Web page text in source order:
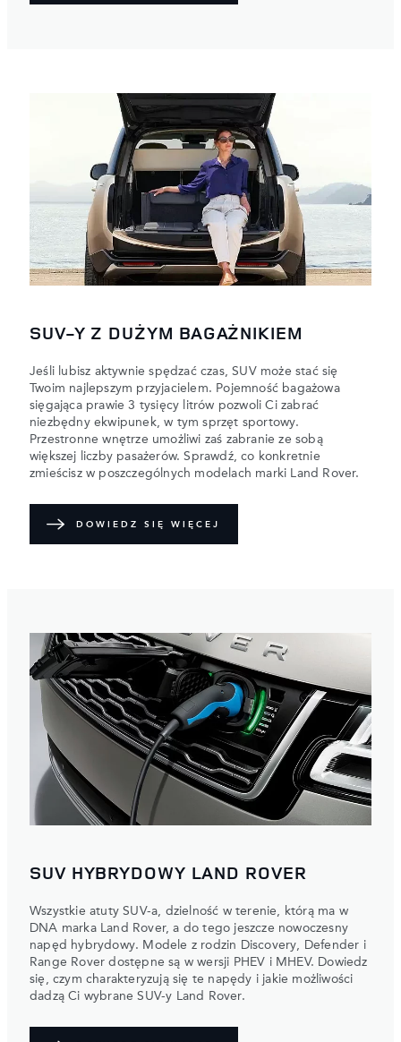
SUV-Y Z DUŻYM BAGAŻNIKIEM
Jeśli lubisz aktywnie spędzać czas, SUV może stać się
Twoim najlepszym przyjacielem. Pojemność bagażowa
sięgająca prawie 3 tysięcy litrów pozwoli Ci zabrać
niezbędny ekwipunek, w tym sprzęt sportowy.
Przestronne wnętrze umożliwi zaś zabranie ze sobą
większej liczby pasażerów. Sprawdź, co konkretnie
zmieścisz w poszczególnych modelach marki Land Rover.
DOWIEDZ SIĘ WIĘCEJ
SUV HYBRYDOWY LAND ROVER
Wszystkie atuty SUV-a, dzielność w terenie, którą ma w
DNA marka Land Rover, a do tego jeszcze nowoczesny
napęd hybrydowy. Modele z rodzin Discovery, Defender i
Range Rover dostępne są w wersji PHEV i MHEV. Dowiedz
się, czym charakteryzują się te napędy i jakie możliwości
dadzą Ci wybrane SUV-y Land Rover.